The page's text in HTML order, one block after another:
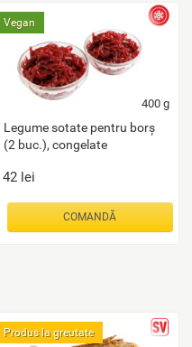
400 g
Vegan
Legume sotate pentru borș
(2 buc.), congelate
42 lei
COMANDĂ
Produs la greutate